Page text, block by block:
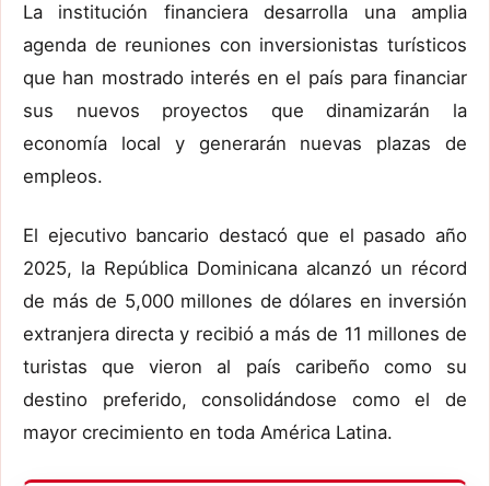
La institución financiera desarrolla una amplia
agenda de reuniones con inversionistas turísticos
que han mostrado interés en el país para financiar
sus nuevos proyectos que dinamizarán la
economía local y generarán nuevas plazas de
empleos.
El ejecutivo bancario destacó que el pasado año
2025, la República Dominicana alcanzó un récord
de más de 5,000 millones de dólares en inversión
extranjera directa y recibió a más de 11 millones de
turistas que vieron al país caribeño como su
destino preferido, consolidándose como el de
mayor crecimiento en toda América Latina.